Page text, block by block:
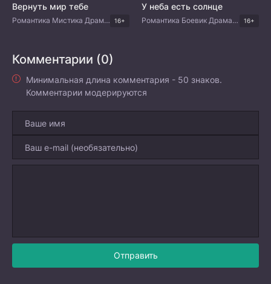
Вернуть мир тебе
Романтика Мистика Драма Китайские дорамы 16+
У неба есть солнце
Романтика Боевик Драма Тайские дорамы 16+
Комментарии (0)
Минимальная длина комментария - 50 знаков.
Комментарии модерируются
Отправить